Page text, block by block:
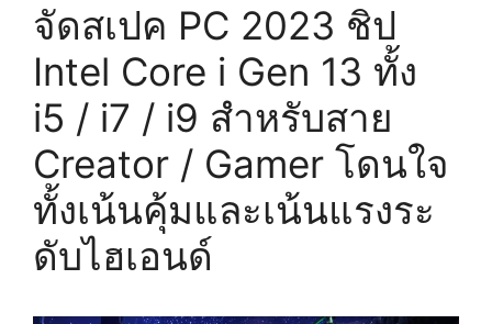
จัดสเปค PC 2023 ชิป
Intel Core i Gen 13 ทั้ง
i5 / i7 / i9 สำหรับสาย
Creator / Gamer โดนใจ
ทั้งเน้นคุ้มและเน้นแรงระ
ดับไฮเอนด์